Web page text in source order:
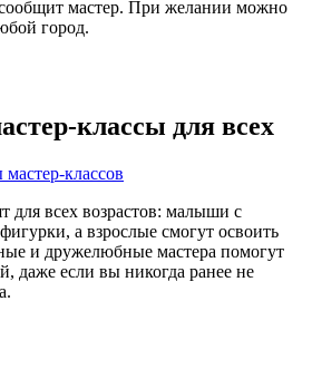
мастер. При желании можно
город.
классы для всех
классов
для всех возрастов: малыши с
а взрослые смогут освоить
и дружелюбные мастера помогут
даже если вы никогда ранее не